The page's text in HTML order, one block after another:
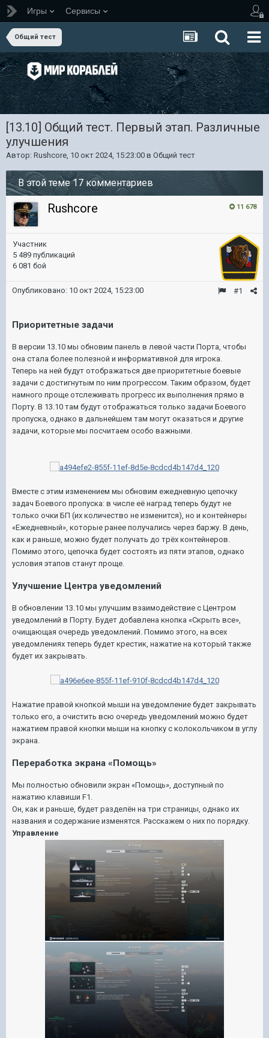
Игры Сервисы
Общий тест
[13.10] Общий тест. Первый этап. Различные
улучшения
Автор: Rushcore, 10 окт 2024, 15:23:00 в Общий тест
В этой теме 17 комментариев
11 678
Rushcore
Участник
5 489 публикаций
6 081 бой
#1
Опубликовано: 10 окт 2024, 15:23:00
Приоритетные задачи
В версии 13.10 мы обновим панель в левой части Порта, чтобы
она стала более полезной и информативной для игрока.
Теперь на ней будут отображаться две приоритетные боевые
задачи с достигнутым по ним прогрессом. Таким образом, будет
намного проще отслеживать прогресс их выполнения прямо в
Порту. В 13.10 там будут отображаться только задачи Боевого
пропуска, однако в дальнейшем там могут оказаться и другие
задачи, которые мы посчитаем особо важными.
Вместе с этим изменением мы обновим ежедневную цепочку
задач Боевого пропуска: в числе её наград теперь будут не
только очки БП (их количество не изменится), но и контейнеры
«Ежедневный», которые ранее получались через баржу. В день,
как и раньше, можно будет получать до трёх контейнеров.
Помимо этого, цепочка будет состоять из пяти этапов, однако
условия этапов станут проще.
Улучшение Центра уведомлений
В обновлении 13.10 мы улучшим взаимодействие с Центром
уведомлений в Порту. Будет добавлена кнопка «Скрыть все»,
очищающая очередь уведомлений. Помимо этого, на всех
уведомлениях теперь будет крестик, нажатие на который также
будет их закрывать.
Нажатие правой кнопкой мыши на уведомление будет закрывать
только его, а очистить всю очередь уведомлений можно будет
нажатием правой кнопки мыши на кнопку с колокольчиком в углу
экрана.
Переработка экрана «Помощь»
Мы полностью обновили экран «Помощь», доступный по
нажатию клавиши F1.
Он, как и раньше, будет разделён на три страницы, однако их
названия и содержание изменятся. Расскажем о них по порядку.
Управление